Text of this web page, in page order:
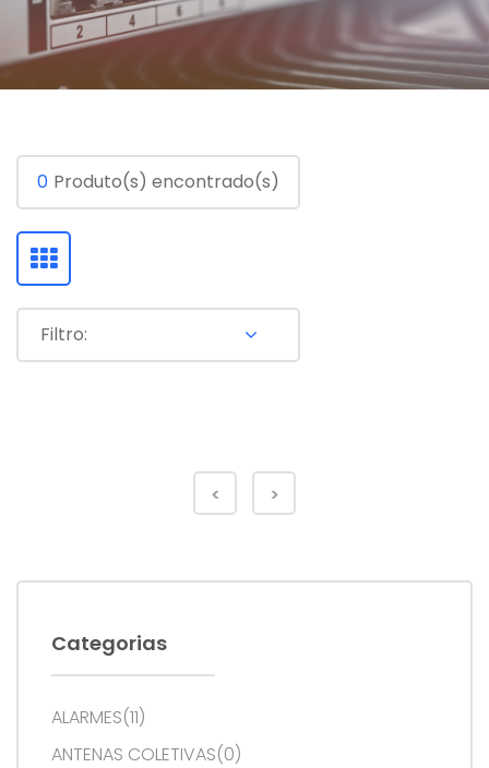
0 Produto(s) encontrado(s)
Filtro:
< >
Categorias
ALARMES(11)
ANTENAS COLETIVAS(0)